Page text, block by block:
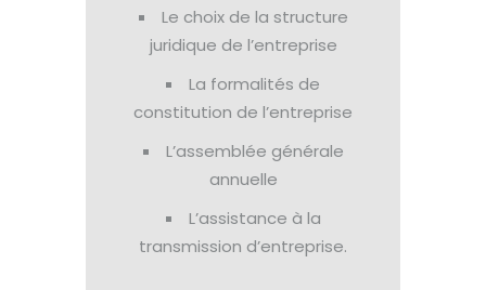
Le choix de la structure
juridique de l’entreprise
La formalités de
constitution de l’entreprise
L’assemblée générale
annuelle
L’assistance à la
transmission d’entreprise.